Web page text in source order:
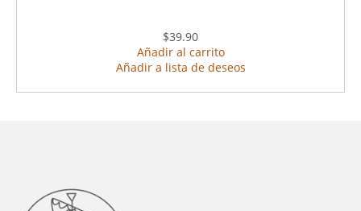
$39.90
Añadir al carrito
Añadir a lista de deseos